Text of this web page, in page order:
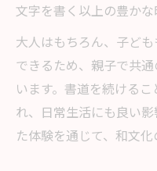
文字を書く以上の豊かな
大人はもちろん、子ど
できるため、親子で共
います。書道を続ける
れ、日常生活にも良い
た体験を通じて、和文化